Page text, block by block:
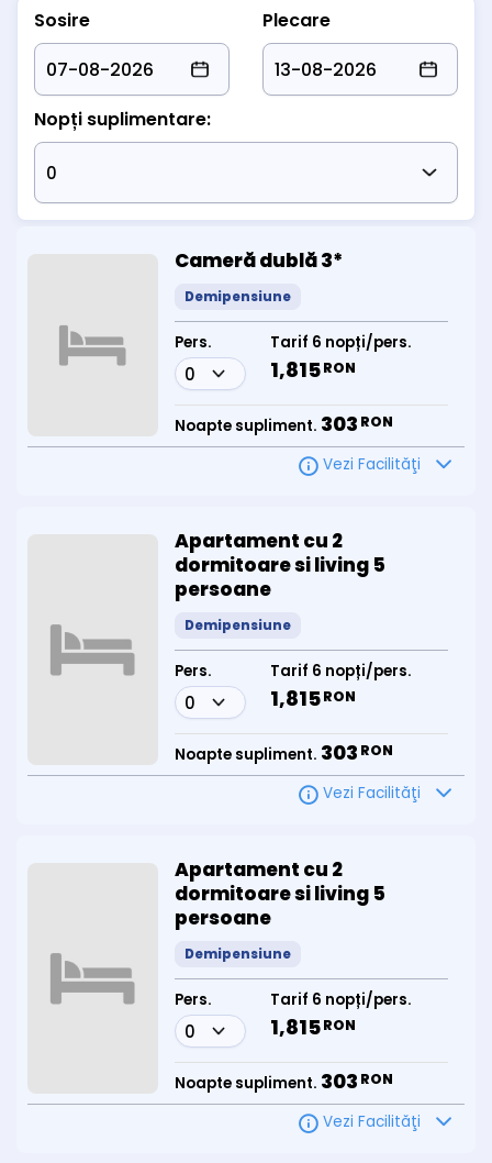
Sosire Plecare
Nopți suplimentare:
Cameră dublă 3*
Demipensiune
Pers. Tarif 6 nopți/pers.
1,815RON
Noapte supliment. 303 RON
Vezi Facilităţi
Apartament cu 2
dormitoare si living 5
persoane
Demipensiune
Pers. Tarif 6 nopți/pers.
1,815RON
Noapte supliment. 303 RON
Vezi Facilităţi
Apartament cu 2
dormitoare si living 5
persoane
Demipensiune
Pers. Tarif 6 nopți/pers.
1,815RON
Noapte supliment. 303 RON
Vezi Facilităţi